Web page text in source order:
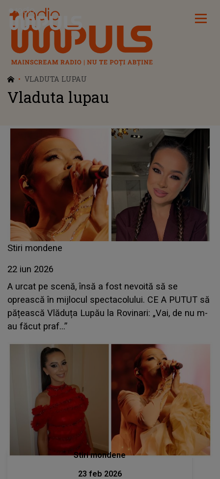
Radio Impuls
VLADUTA LUPAU
Vladuta lupau
Stiri mondene
22 iun 2026
A urcat pe scenă, însă a fost nevoită să se
oprească în mijlocul spectacolului. CE A PUTUT să
pățească Vlăduța Lupău la Rovinari: „Vai, de nu m-
au făcut praf…”
Stiri mondene
23 feb 2026